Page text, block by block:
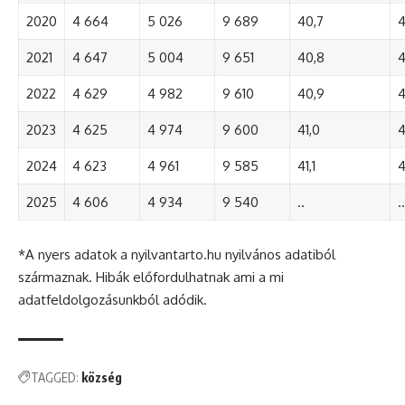
2020 4 664 5 026 9 689 40,7
2021 4 647 5 004 9 651 40,8
2022 4 629 4 982 9 610 40,9
2023 4 625 4 974 9 600 41,0
2024 4 623 4 961 9 585 41,1
2025 4 606 4 934 9 540 .. ..
*A nyers adatok a nyilvantarto.hu nyilvános adatiból
származnak. Hibák előfordulhatnak ami a mi
adatfeldolgozásunkból adódik.
TAGGED: község